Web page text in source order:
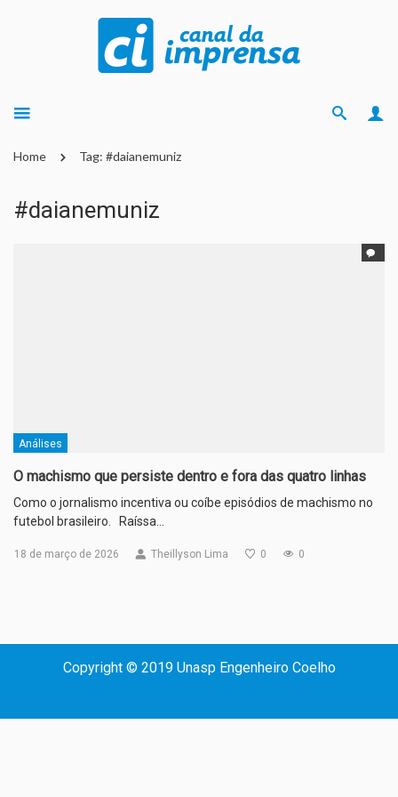
Home Tag: #daianemuniz
#daianemuniz
Análises
O machismo que persiste dentro e fora das quatro linhas
Como o jornalismo incentiva ou coíbe episódios de machismo no
futebol brasileiro. Raíssa…
18 de março de 2026 Theillyson Lima 0 0
Copyright © 2019 Unasp Engenheiro Coelho